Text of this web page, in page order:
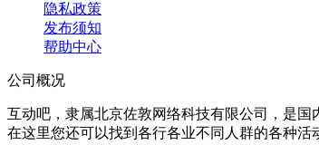
隐私政策
发布须知
帮助中心
公司概况
互动吧，隶属北京佐敦网络科技有限公司，是
在这里您还可以找到各行各业不同人群的各种活